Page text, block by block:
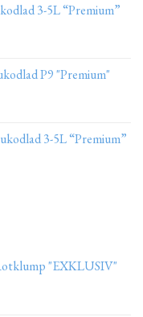
3-5L “Premium”
P9 "Premium"
3-5L “Premium”
"EXKLUSIV"